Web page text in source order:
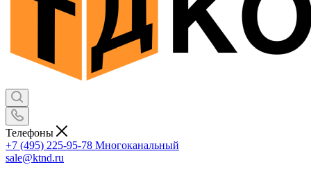
Телефоны
+7 (495) 225-95-78 Многоканальный
sale@ktnd.ru